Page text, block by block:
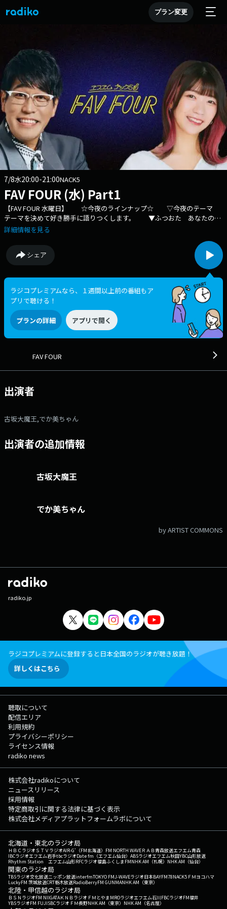
プラン変更
7/8水20:00-21:00NACK5
FAV FOUR (水) Part1
【FAV FOUR 水曜日】 ☆今夜のラインナップ☆ ▽今夜のテーマ
テーマを決めて好き勝手に語りつくします。 ▼ふつおた あなたの身
の回りで起きた出来事。 気になっている事など、何でもOK！
楽しく笑う』コーナー ▼笛！ リコーダーを「古坂さんがテキトーに
吹いて」 そのメロディに、「言葉を乗せてもらう」というコーナ
ー！ ▼LUVandSOUL KENTAのなつかしパーキング 夜もお仕事お疲
れさまです！ なつかしい思い出話と、 なつかしいあの曲で、 ちょっ
とリラックスしませんか？！ ▼でか美の「○」！ 「も」から始まる
でか美ちゃんの イメージや噂、目撃情報などを送ってください！
◆9:30～ 「佐々木李子のリコサカ！」 今夜のテーマは… 【拍手しよ
う！自分に！】 ◆10:15～ 今夜のゲストは「LiSAさん」がご登
場！ 番組Xのアカウントは【@fav795】 ポストする時は、ハッシュ
タグ【#fav795】を付けてつぶやいて下さい！ 【メッセージフォ
李子のリコサカ！ ゲスト
詳細情報を見る
シェア
ラジコプレミアムなら、１週間以上前の番組もア
プリで聴ける！
プランの詳細 アプリで開く
FAV FOUR
出演者
古坂大魔王,でか美ちゃん
出演者の追加情報
古坂大魔王
でか美ちゃん
by ARTIST COMMONS
radiko.jp
ラジコプレミアムに登録すると日本全国のラジオが聴き放題！
詳しくはこちら
聴取について
配信エリア
利用規約
プライバシーポリシー
ライセンス情報
radiko news
株式会社radikoについて
ニュースリリース
採用情報
特定商取引に関する法律に基づく表示
株式会社メディアプラットフォームラボについて
北海道・東北のラジオ局
ＨＢＣラジオＳＴＶラジオAIR-G'（FM北海道） FM NORTH WAVEＲＡＢ青森放送エフエム青森
IBCラジオエフエム岩手tbcラジオDate fm（エフエム仙台） ABSラジオエフエム秋田YBC山形放送
Rhythm Station エフエム山形RFCラジオ福島ふくしまFMNHK AM（札幌） NHK AM（仙台）
関東のラジオ局
TBSラジオ文化放送ニッポン放送interfmTOKYO FMJ-WAVEラジオ日本BAYFM78NACK5 ＦＭヨコハマ
LuckyFM 茨城放送CRT栃木放送RadioBerryFM GUNMANHK AM（東京）
北陸・甲信越のラジオ局
ＢＳＮラジオFM NIIGATAＫＮＢラジオ ＦＭとやまMROラジオエフエム石川FBCラジオFM福井
YBSラジオFM FUJISBCラジオ ＦＭ長野NHK AM（東京） NHK AM（名古屋）